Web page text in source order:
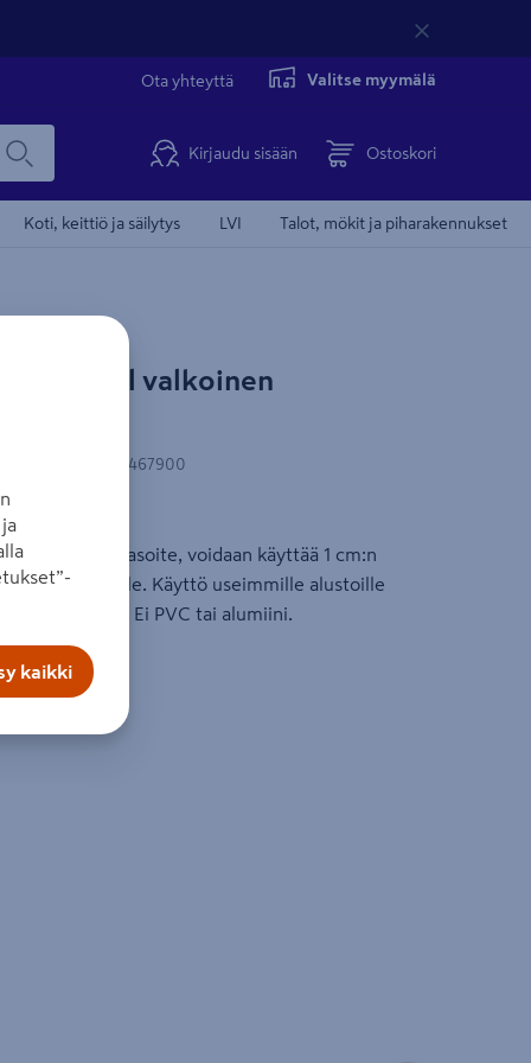
Ota yhteyttä Valitse myymälä
Kirjaudu sisään Ostoskori
Koti, keittiö ja säilytys LVI Talot, mökit ja piharakennukset
Multifill valkoinen
7612895467900
viimeistelytasoite, voidaan käyttää 1 cm:n
tai halkeile. Käyttö useimmille alustoille
ja kuitulevy. Ei PVC tai alumiini.
kaikki